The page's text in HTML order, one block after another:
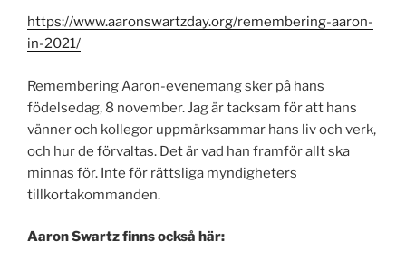
https://www.aaronswartzday.org/remembering-aaron-
in-2021/
Remembering Aaron-evenemang sker på hans
födelsedag, 8 november. Jag är tacksam för att hans
vänner och kollegor uppmärksammar hans liv och verk,
och hur de förvaltas. Det är vad han framför allt ska
minnas för. Inte för rättsliga myndigheters
tillkortakommanden.
Aaron Swartz finns också här: